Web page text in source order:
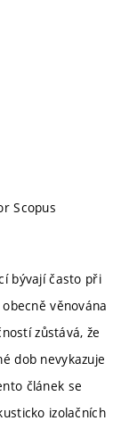
Scopus
bývají často při
věnována
zůstává, že
dob nevykazuje
článek se
izolačních